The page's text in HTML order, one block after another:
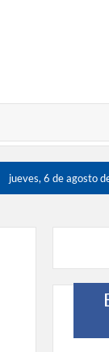
jugadores”
jueves, 6 de agosto